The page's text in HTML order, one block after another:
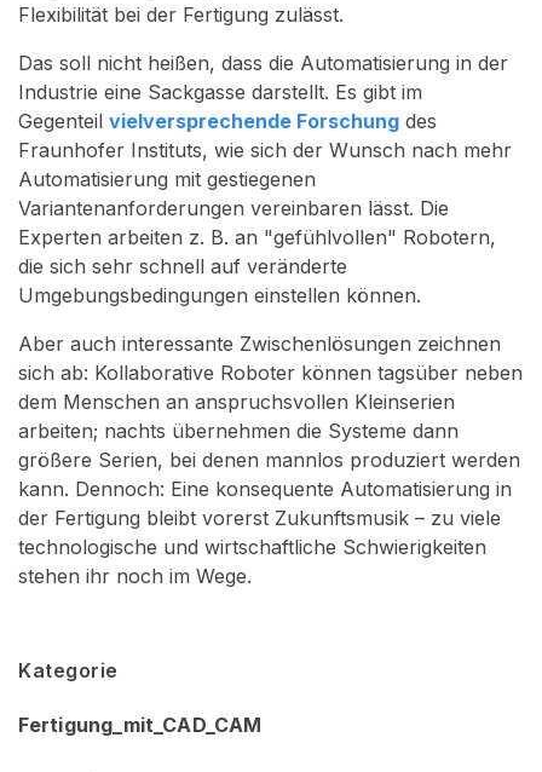
Flexibilität bei der Fertigung zulässt.
Das soll nicht heißen, dass die Automatisierung in der
Industrie eine Sackgasse darstellt. Es gibt im
Gegenteil vielversprechende Forschung des
Fraunhofer Instituts, wie sich der Wunsch nach mehr
Automatisierung mit gestiegenen
Variantenanforderungen vereinbaren lässt. Die
Experten arbeiten z. B. an "gefühlvollen" Robotern,
die sich sehr schnell auf veränderte
Umgebungsbedingungen einstellen können.
Aber auch interessante Zwischenlösungen zeichnen
sich ab: Kollaborative Roboter können tagsüber neben
dem Menschen an anspruchsvollen Kleinserien
arbeiten; nachts übernehmen die Systeme dann
größere Serien, bei denen mannlos produziert werden
kann. Dennoch: Eine konsequente Automatisierung in
der Fertigung bleibt vorerst Zukunftsmusik – zu viele
technologische und wirtschaftliche Schwierigkeiten
stehen ihr noch im Wege.
Kategorie
Fertigung_mit_CAD_CAM